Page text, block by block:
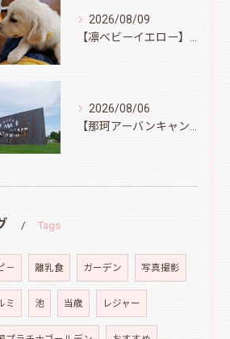
2026/08/09
【凛ベビーイエロー】スィートコテージへ
2026/08/06
【那珂アーバンキャンプフィールド】
Tags
－ 離乳食 ガーデン 写真撮影
ミ 池 当歳 レジャー